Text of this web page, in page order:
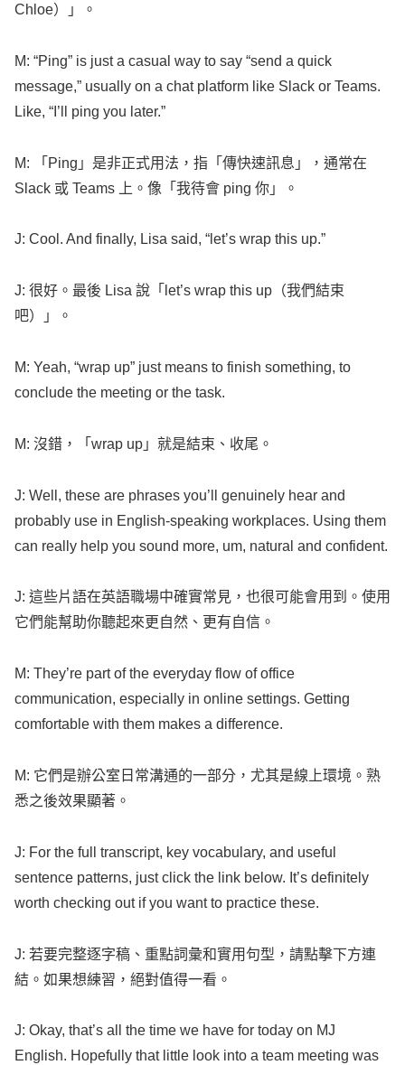
Chloe）」。
M: “Ping” is just a casual way to say “send a quick
message,” usually on a chat platform like Slack or Teams.
Like, “I’ll ping you later.”
M: 「 Ping 」是非正式用法，指「傳快速訊息」，通常在
Slack 或 Teams 上。像「我待會 ping 你」。
J: Cool . And finally, Lisa said, “ let’s wrap this up.”
J: 很好。最後 Lisa 說「 let’s wrap this up（我們結束
吧）」。
M: Yeah, “wrap up” just means to finish something, to
conclude the meeting or the task.
M: 沒錯，「 wrap up」就是結束、收尾。
J: Well , these are phrases you’ll genuinely hear and
probably use in English-speaking workplaces. Using them
can really help you sound more, um, natural and confident.
J: 這些片語在英語職場中確實常見，也很可能會用到。使用
它們能幫助你聽起來更自然、更有自信。
M: They’re partof the everyday flow ofoffice
communication, especially in online settings. Getting
comfortable with them makes a difference.
M: 它們是辦公室日常溝通的一部分，尤其是線上環境。熟
悉之後效果顯著。
J: For the full transcript, key vocabulary, and useful
sentence patterns, justclick the link below. It’s definitely
worth checking out if you wantto practice these.
J: 若要完整逐字稿、重點詞彙和實用句型，請點擊下方連
結。如果想練習，絕對值得一看。
J: Okay, that’s all the time we have for today on MJ
English. Hopefully that little look into a team meeting was